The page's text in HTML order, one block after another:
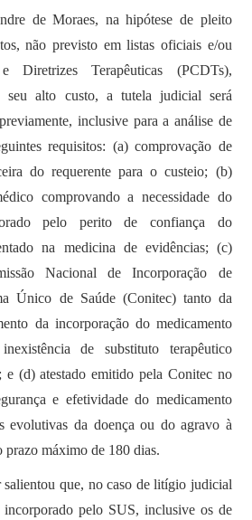
de Moraes, na hipótese de pleito
não previsto em listas oficiais e/ou
Diretrizes Terapêuticas (PCDTs),
seu alto custo, a tutela judicial será
inclusive para a análise de
requisitos: (a) comprovação de
do requerente para o custeio; (b)
comprovando a necessidade do
pelo perito de confiança do
na medicina de evidências; (c)
Nacional de Incorporação de
Único de Saúde (Conitec) tanto da
da incorporação do medicamento
de substituto terapêutico
e (d) atestado emitido pela Conitec no
e efetividade do medicamento
evolutivas da doença ou do agravo à
prazo máximo de 180 dias.
salientou que, no caso de litígio judicial
incorporado pelo SUS, inclusive os de